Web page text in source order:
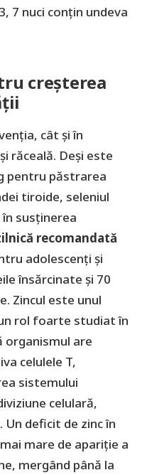
7 nuci conțin undeva
creșterea
cât și în
răceală. Deși este
pentru păstrarea
tiroide, seleniul
susținerea
recomandată
adolescenţi şi
însărcinate şi 70
Zincul este unul
rol foarte studiat în
organismul are
celulele T,
sistemului
celulară,
deficit de zinc în
mare de apariție a
mergând până la